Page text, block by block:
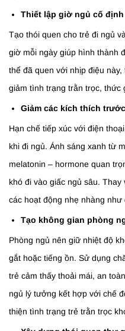
Thiết lập giờ ngủ cố định
Tạo thói quen cho trẻ đi ngủ
giờ mỗi ngày giúp hình thành
thể đã quen với nhịp điệu
giảm tình trạng trằn trọc, thức
Giảm các kích thích
Hạn chế tiếp xúc với điện
khi đi ngủ. Ánh sáng xanh từ
melatonin – hormone quan
khó đi vào giấc ngủ sâu.
các hoạt động nhẹ nhàng
Tạo không gian phòng
Phòng ngủ nên giữ nhiệt độ
gắt hoặc tiếng ồn. Sử dụng
trẻ cảm thấy thoải mái, an
ngủ lý tưởng kết hợp với chế
thiện tình trạng trẻ trằn trọc